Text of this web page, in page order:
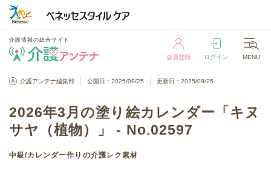
介護情報の総合サイト
会員登録 ログイン MENU
介護情報の総合サイト
介護アンテナ編集部 公開日：2025/09/25 更新日：2025/09/25
2026年3月の塗り絵カレンダー「キヌ
サヤ（植物）」 - No.02597
中級/カレンダー作り の介護レク素材